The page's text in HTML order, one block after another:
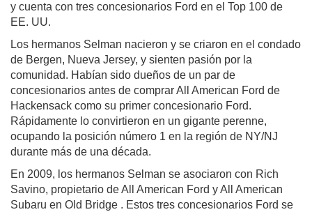
y cuenta con tres concesionarios Ford en el Top 100 de
EE. UU.
Los hermanos Selman nacieron y se criaron en el condado
de Bergen, Nueva Jersey, y sienten pasión por la
comunidad. Habían sido dueños de un par de
concesionarios antes de comprar All American Ford de
Hackensack como su primer concesionario Ford.
Rápidamente lo convirtieron en un gigante perenne,
ocupando la posición número 1 en la región de NY/NJ
durante más de una década.
En 2009, los hermanos Selman se asociaron con Rich
Savino, propietario de All American Ford y All American
Subaru en Old Bridge . Estos tres concesionarios Ford se